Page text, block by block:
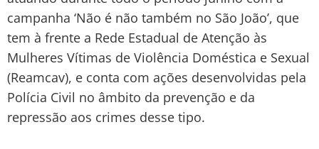
campanha ‘Não é não também no São João’, que
tem à frente a Rede Estadual de Atenção às
Mulheres Vítimas de Violência Doméstica e Sexual
(Reamcav), e conta com ações desenvolvidas pela
Polícia Civil no âmbito da prevenção e da
repressão aos crimes desse tipo.